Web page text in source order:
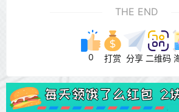
THE END
0 打赏 分享 二维码